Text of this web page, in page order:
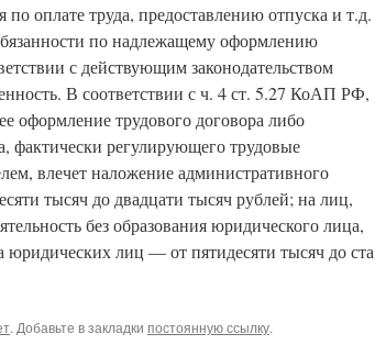
оплате труда, предоставлению отпуска и т.д.
по надлежащему оформлению
с действующим законодательством
В соответствии с ч. 4 ст. 5.27 КоАП РФ,
оформление трудового договора либо
фактически регулирующего трудовые
влечет наложение административного
тысяч до двадцати тысяч рублей; на лиц,
без образования юридического лица,
лиц — от пятидесяти тысяч до ста
. Добавьте в закладки постоянную ссылку.